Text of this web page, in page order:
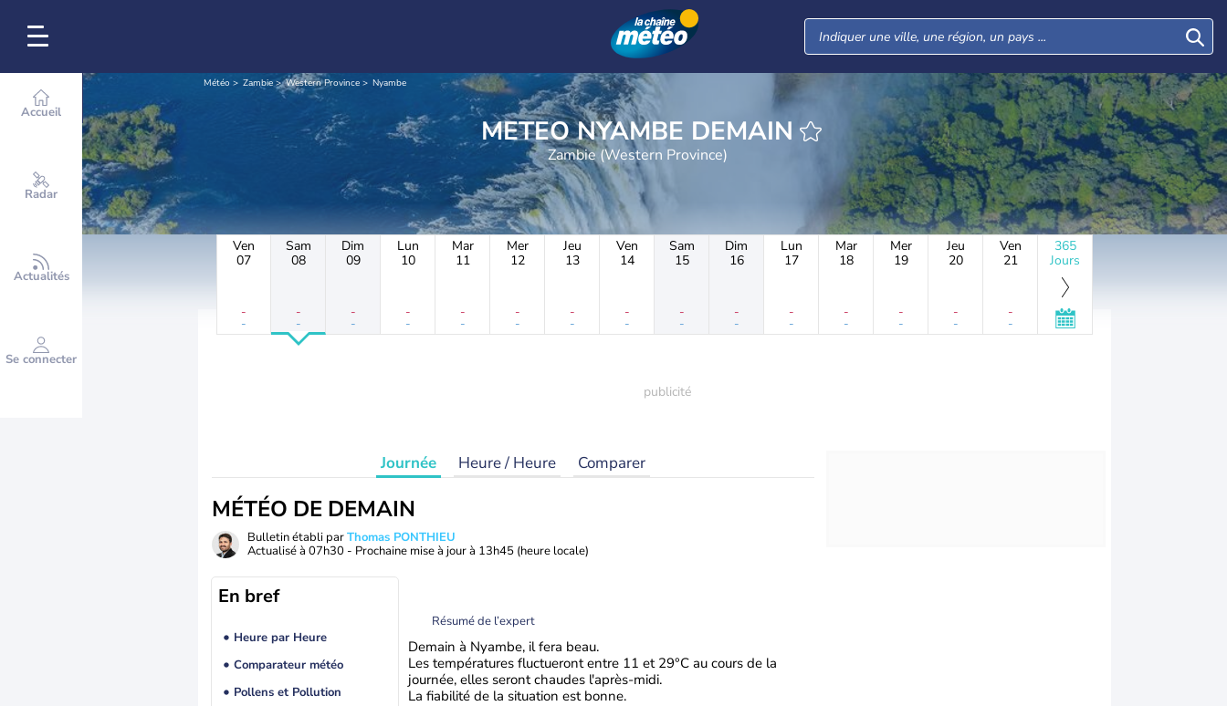
Accueil
Radar
Actualités
Se connecter
Météo Zambie Western Province Nyambe
METEO NYAMBE DEMAIN
Zambie (Western Province)
Ven
07
-
-
Sam
08
-
-
Dim
09
-
-
Lun
10
-
-
Mar
11
-
-
Mer
12
-
-
Jeu
13
-
-
Ven
14
-
-
Sam
15
-
-
Dim
16
-
-
Lun
17
-
-
Mar
18
-
-
Mer
19
-
-
Jeu
20
-
-
Ven
21
-
-
365
Jours
Journée Heure / Heure Comparer
MÉTÉO DE DEMAIN
Bulletin établi parThomas PONTHIEU
Actualisé à 07h30 - Prochaine mise à jour à 13h45 (heure locale)
En bref
Heure par Heure
Comparateur météo
Pollens et Pollution
Résumé de l’expert
Demain à Nyambe, il fera beau.
Les températures fluctueront entre 11 et 29°C au cours de la
journée, elles seront chaudes l'après-midi.
La fiabilité de la situation est bonne.